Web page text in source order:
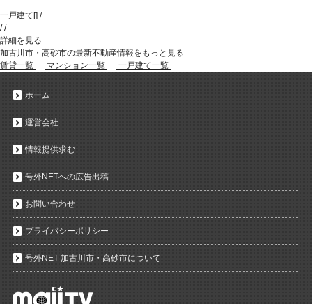
一戸建て [] /
//
詳細を見る
加古川市・高砂市の最新不動産情報をもっと見る
賃貸一覧
マンション一覧 一戸建て一覧
ホーム
運営会社
情報提供求む
号外NETへの広告出稿
お問い合わせ
プライバシーポリシー
号外NET 加古川市・高砂市について